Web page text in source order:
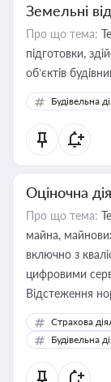
Земельні
Про що тема:
підготовки,
об’єктів
Будівельна
Оціночна
Про що тема:
майна,
включно з
цифровими
Відстеження
корисне для
бухгалтера під
державного
статусу
Страхова
Будівельна